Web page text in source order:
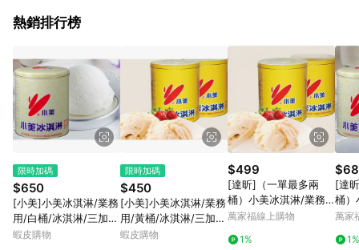
熱銷排行榜
限時加碼
$650
[小美]小美冰淇淋/業務
用/白桶/冰淇淋/三加
侖/多種口味
蝦皮購物
限時加碼
$450
[小美]小美冰淇淋/業務
用/黃桶/冰淇淋/三加
侖/多種口味
蝦皮購物
$499
[達昕]（一單最多兩
桶）小美冰淇淋/業務
用/黃桶/三加侖/多種口
萬家福線上購物
1%
[達
桶）
用/
萬家
1%